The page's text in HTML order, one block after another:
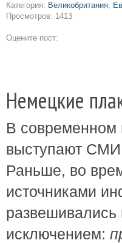
Категория: Великобритания,
Просмотров: 1413
Оцените пост:
Немецкие
В современном
выступают
Раньше, во
источниками
исключением: